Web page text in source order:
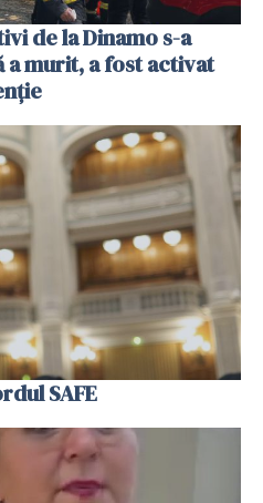
de la Dinamo s-a
a murit, a fost activat
SAFE